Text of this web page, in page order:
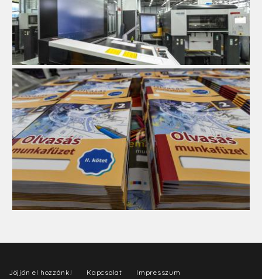
Jöjjön el hozzánk! Kapcsolat Impresszum